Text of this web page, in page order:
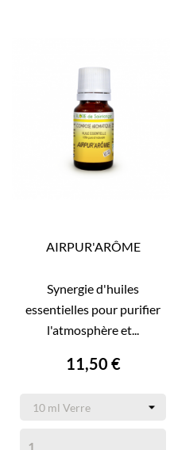
AIRPUR'ARÔME
Synergie d'huiles
essentielles pour purifier
l'atmosphère et...
11,50 €